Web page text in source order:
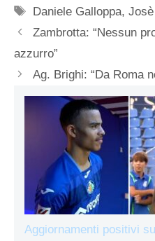
Tag
Daniele Galloppa,
Zambrotta: “Nessun
azzurro”
Ag. Brighi: “Da Roma
Aggiornamenti positivi